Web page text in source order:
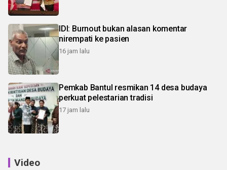
IDI: Burnout bukan alasan komentar
nirempati ke pasien
16 jam lalu
Pemkab Bantul resmikan 14 desa budaya
perkuat pelestarian tradisi
17 jam lalu
Video